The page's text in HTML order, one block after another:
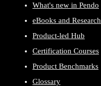
What's new in Pendo
eBooks and Research
Product-led Hub
Certification Courses
Product Benchmarks
Glossary